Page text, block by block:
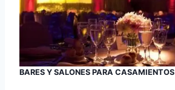
BARES Y SALONES PARA CASAMIENTOS